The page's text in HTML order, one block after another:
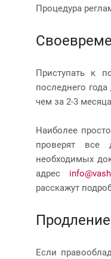
Процедура
Приступать к
последнего
чем за 2-3
Наиболее
проверят все
необходимых
адрес
расскажут
Если